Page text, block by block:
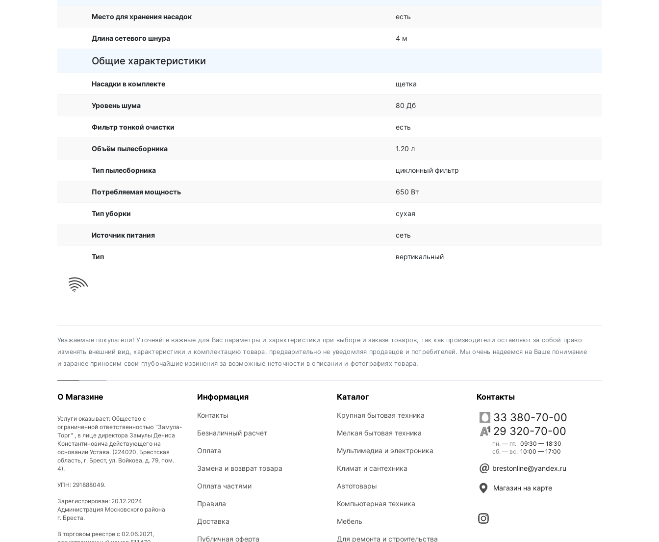
Место для хранения насадок есть
Длина сетевого шнура 4 м
Общие характеристики
Насадки в комплекте щетка
Уровень шума 80 Дб
Фильтр тонкой очистки есть
Объём пылесборника 1.20 л
Тип пылесборника циклонный фильтр
Потребляемая мощность 650 Вт
Тип уборки сухая
Источник питания сеть
Тип вертикальный
Уважаемые покупатели! Уточняйте важные для Вас параметры и характеристики при выборе и заказе товаров, так как производители оставляют за собой право
изменять внешний вид, характеристики и комплектацию товара, предварительно не уведомляя продавцов и потребителей. Мы очень надеемся на Ваше понимание
и заранее приносим свои глубочайшие извинения за возможные неточности в описании и фотографиях товара.
О Магазине
Услуги оказывает: Общество с
ограниченной ответственностью "Замула-
Торг" , в лице директора Замулы Дениса
Константиновича действующего на
основании Устава. (224020, Брестская
область, г. Брест, ул. Войкова, д. 79, пом.
4).
УПН: 291888049.
Зарегистрирован: 20.12.2024
Администрация Московского района
г. Бреста.
В торговом реестре с 02.06.2021,
Информация
Контакты
Безналичный расчет
Оплата
Замена и возврат товара
Оплата частями
Правила
Доставка
Публичная оферта
Каталог
Крупная бытовая техника
Мелкая бытовая техника
Мультимедиа и электроника
Климат и сантехника
Автотовары
Компьютерная техника
Мебель
Для ремонта и строительства
Контакты
33 380-70-00
29 320-70-00
пн. — пт.
сб. — вс.
09:30 — 18:30
10:00 — 17:00
brestonline@yandex.ru
Магазин на карте